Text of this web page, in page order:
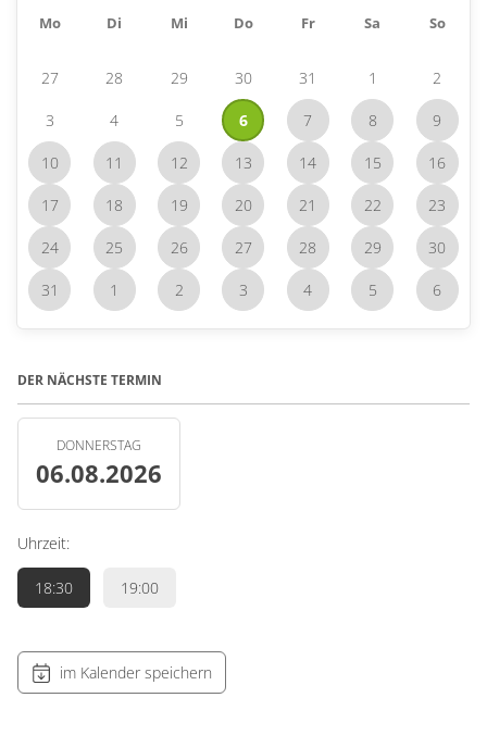
Mo Di Mi Do Fr Sa So
27 28 29 30 31 1 2
3 4 5 6 7 8 9
10 11 12 13 14 15 16
17 18 19 20 21 22 23
24 25 26 27 28 29 30
31 1 2 3 4 5 6
DER NÄCHSTE TERMIN
DONNERSTAG
06.08.2026
Uhrzeit:
18:30 19:00
im Kalender speichern